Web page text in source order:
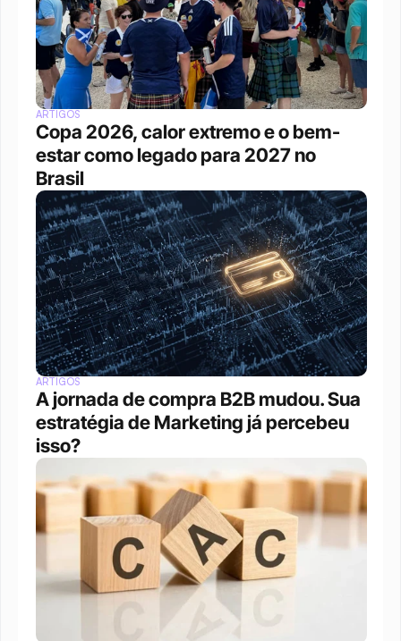
ARTIGOS
Copa 2026, calor extremo e o bem-
estar como legado para 2027 no
Brasil
ARTIGOS
A jornada de compra B2B mudou. Sua
estratégia de Marketing já percebeu
isso?